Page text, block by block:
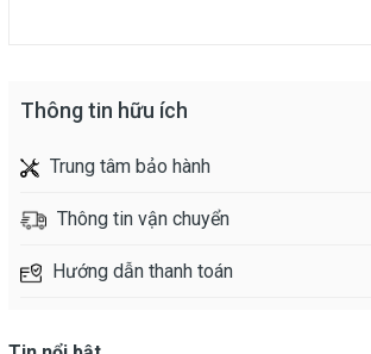
Thông tin hữu ích
Trung tâm bảo hành
Thông tin vận chuyển
Hướng dẫn thanh toán